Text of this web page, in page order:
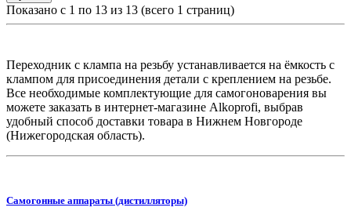
Показано с 1 по 13 из 13 (всего 1 страниц)
Переходник с клампа на резьбу устанавливается на ёмкость с
клампом для присоединения детали с креплением на резьбе.
Все необходимые комплектующие для самогоноварения вы
можете заказать в интернет-магазине Alkoprofi, выбрав
удобный способ доставки товара в Нижнем Новгороде
(Нижегородская область).
Самогонные аппараты (дистилляторы)